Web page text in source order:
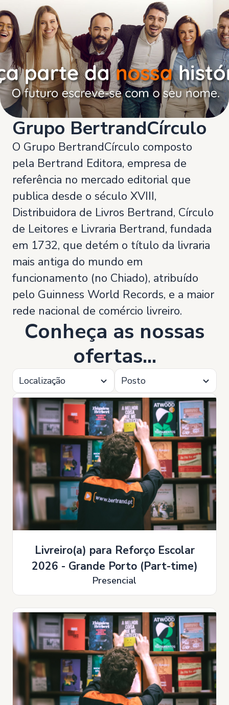
Grupo BertrandCírculo
O Grupo BertrandCírculo composto
pela Bertrand Editora, empresa de
referência no mercado editorial que
publica desde o século XVIII,
Distribuidora de Livros Bertrand, Círculo
de Leitores e Livraria Bertrand, fundada
em 1732, que detém o título da livraria
mais antiga do mundo em
funcionamento (no Chiado), atribuído
pelo Guinness World Records, e a maior
rede nacional de comércio livreiro.
Conheça as nossas
ofertas...
Localização Posto
Livreiro(a) para Reforço Escolar
2026 - Grande Porto (Part-time)
Presencial